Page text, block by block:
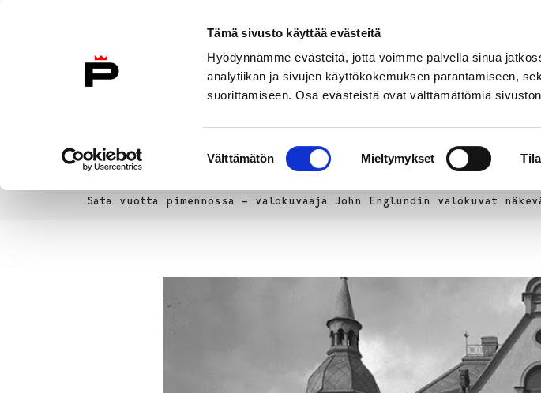
Tämä sivusto käyttää evästeitä
Hyödynnämme evästeitä, jotta voimme palvella sinua
analytiikan ja sivujen käyttökokemuksen parantamiseen,
suorittamiseen. Osa evästeistä ovat välttämättömiä
valinta
Välttämätön Mieltymykset
Etusivulle
Etusivu
Sata vuotta pimennossa – valokuvaaja John Englundin valokuvat